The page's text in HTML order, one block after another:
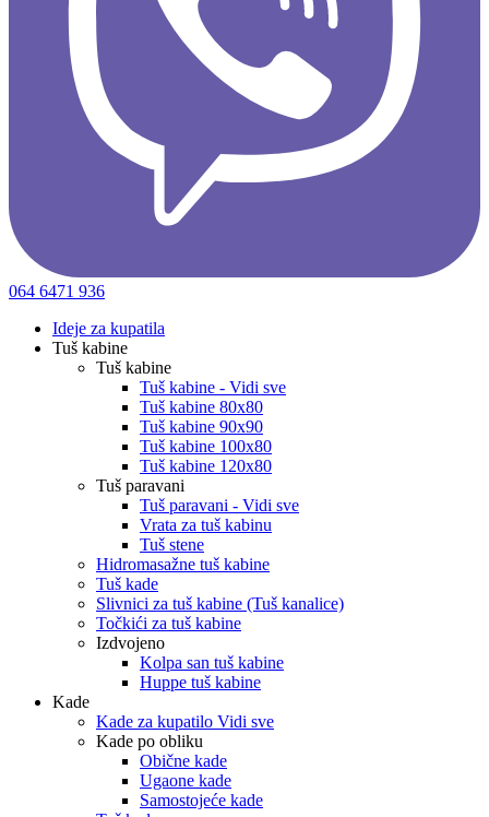
064 6471 936
Ideje za kupatila
Tuš kabine
Tuš kabine
Tuš kabine - Vidi sve
Tuš kabine 80x80
Tuš kabine 90x90
Tuš kabine 100x80
Tuš kabine 120x80
Tuš paravani
Tuš paravani - Vidi sve
Vrata za tuš kabinu
Tuš stene
Hidromasažne tuš kabine
Tuš kade
Slivnici za tuš kabine (Tuš kanalice)
Točkići za tuš kabine
Izdvojeno
Kolpa san tuš kabine
Huppe tuš kabine
Kade
Kade za kupatilo Vidi sve
Kade po obliku
Obične kade
Ugaone kade
Samostojeće kade